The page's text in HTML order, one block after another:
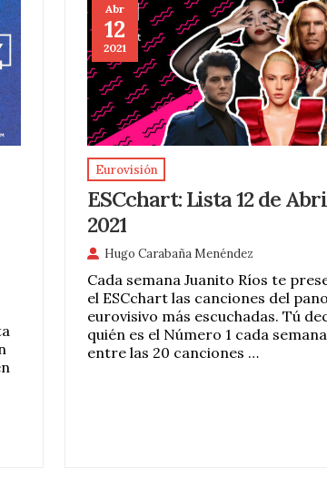
Abr
12
2021
Eurovisión
ESCchart: Lista 12 de
2021
Hugo Carabaña Menéndez
Cada semana Juanito Ríos te
el ESCchart las canciones del
eurovisivo más escuchadas. Tú
quién es el Número 1 cada
entre las 20 canciones …